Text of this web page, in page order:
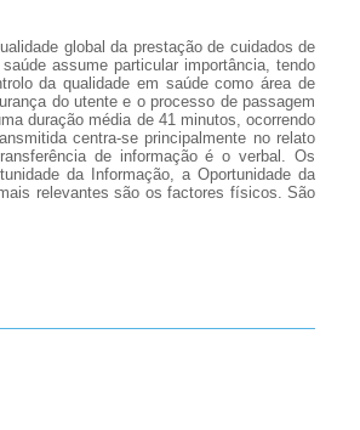
global da prestação de cuidados de
assume particular importância, tendo
da qualidade em saúde como área de
do utente e o processo de passagem
duração média de 41 minutos, ocorrendo
centra-se principalmente no relato
de informação é o verbal. Os
da Informação, a Oportunidade da
relevantes são os factores físicos. São